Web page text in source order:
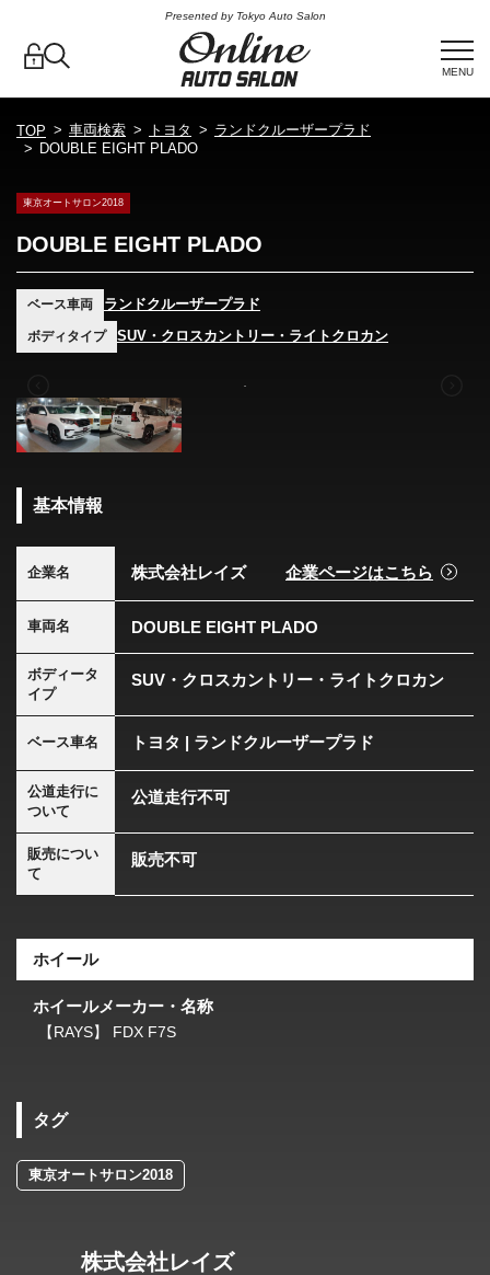
Presented by Tokyo Auto Salon
MENU
TOP 車両検索 トヨタ
ランドクルーザープラド
DOUBLE EIGHT PLADO
東京オートサロン2018
DOUBLE EIGHT PLADO
ベース車両 ランドクルーザープラド
ボディタイプ SUV・クロスカントリー・ライトクロカン
基本情報
企業名 株式会社レイズ 企業ページはこちら
車両名 DOUBLE EIGHT PLADO
ボディータ
イプ
SUV・クロスカントリー・ライトクロカン
ベース車名 トヨタ | ランドクルーザープラド
公道走行に
ついて
公道走行不可
販売につい
て
販売不可
ホイール
ホイールメーカー・名称
【RAYS】 FDX F7S
タグ
東京オートサロン2018
株式会社レイズ